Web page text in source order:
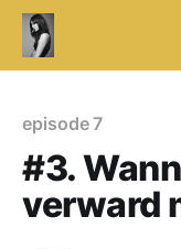
episode 7
#3.
verward